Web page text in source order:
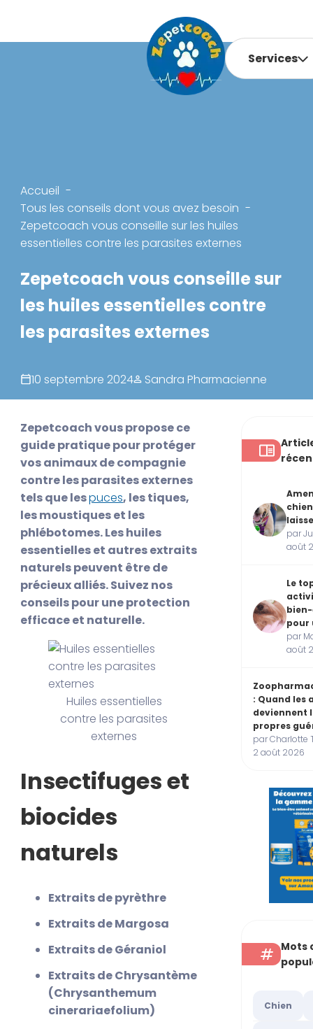
Services
Accueil
Tous les conseils dont vous avez besoin
Zepetcoach vous conseille sur les huiles
essentielles contre les parasites externes
Zepetcoach vous conseille sur
les huiles essentielles contre
les parasites externes
10 septembre 2024 Sandra Pharmacienne
Zepetcoach vous propose ce
guide pratique pour protéger
vos animaux de compagnie
contre les parasites externes
tels que lespuces, les tiques,
les moustiques et les
phlébotomes. Les huiles
essentielles et autres extraits
naturels peuvent être de
précieux alliés. Suivez nos
conseils pour une protection
efficace et naturelle.
Huiles essentielles
contre les parasites
externes
Insectifuges et
biocides
naturels
Extraits de pyrèthre
Extraits de Margosa
Extraits de Géraniol
Extraits de Chrysantème
(Chrysanthemum
cinerariaefolium)
par
août
Le
pour
par
août
: Quand les
deviennent
propres
par Charlotte
2 août 2026
Mots
Chien